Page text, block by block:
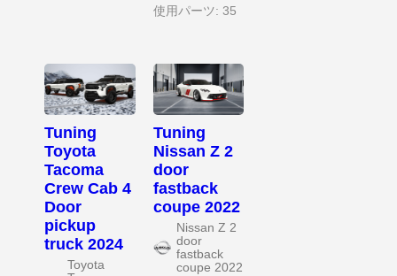
使用パーツ: 35
Tuning
Toyota
Tacoma
Crew Cab 4
Door
pickup
truck 2024
Toyota
Tuning
Nissan Z 2
door
fastback
coupe 2022
Nissan Z 2
door
fastback
coupe 2022